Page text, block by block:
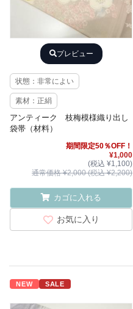
プレビュー
状態：非常によい
素材：正絹
アンティーク 枝梅模様織り出し
袋帯（材料）
期間限定50％OFF！
¥1,000
(税込 ¥1,100)
通常価格 ¥2,000 (税込 ¥2,200)
カゴに入れる
お気に入り
NEW SALE